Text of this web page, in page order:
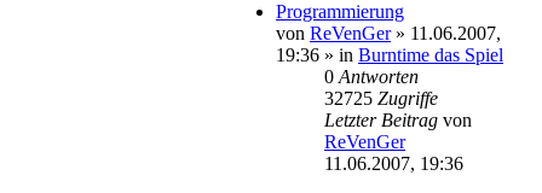
Programmierung
von ReVenGer» 11.06.2007,
19:36 » in Burntime das Spiel
0 Antworten
32725 Zugriffe
Letzter Beitrag von
ReVenGer
11.06.2007, 19:36